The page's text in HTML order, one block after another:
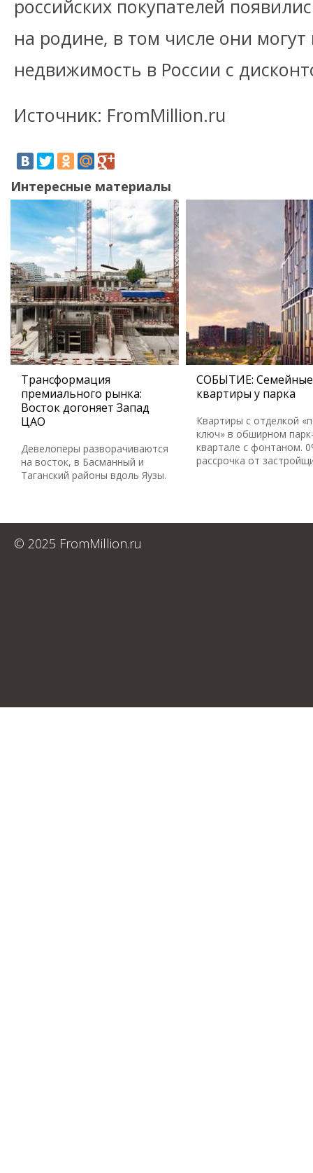
российских покупателей
на родине, в том числе они могут
недвижимость в России с
Источник: FromMillion.ru
Интересные материалы
Трансформация
премиального рынка:
Восток догоняет Запад
ЦАО
Девелоперы разворачиваются
на восток, в Басманный и
Таганский районы вдоль Яузы.
СОБЫТИЕ: Семейные
квартиры у парка
Квартиры с отделкой
ключ» в обширном
квартале с фонтаном.
рассрочка от
© 2025 FromMillion.ru